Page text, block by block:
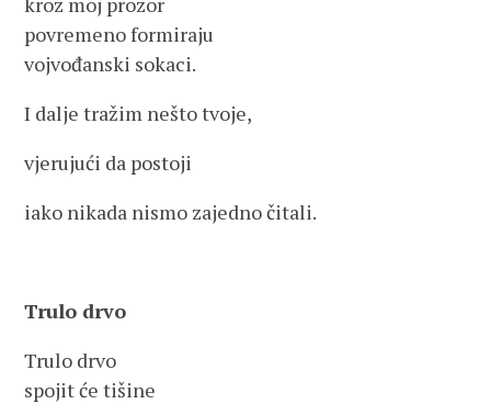
povremeno formiraju
vojvođanski sokaci.
I dalje tražim nešto tvoje,
vjerujući da postoji
iako nikada nismo zajedno čitali.
Trulo drvo
Trulo drvo
spojit će tišine